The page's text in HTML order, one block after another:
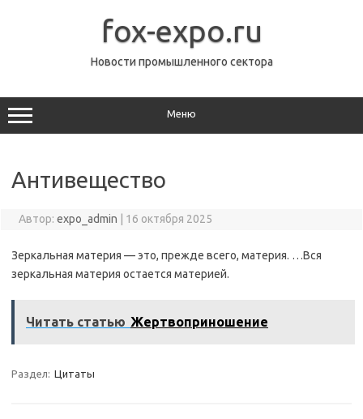
fox-expo.ru
Новости промышленного сектора
Меню
Антивещество
Автор: expo_admin 16 октября 2025
Зеркальная материя — это, прежде всего, материя. …Вся
зеркальная материя остается материей.
Читать статью Жертвоприношение
Раздел: Цитаты